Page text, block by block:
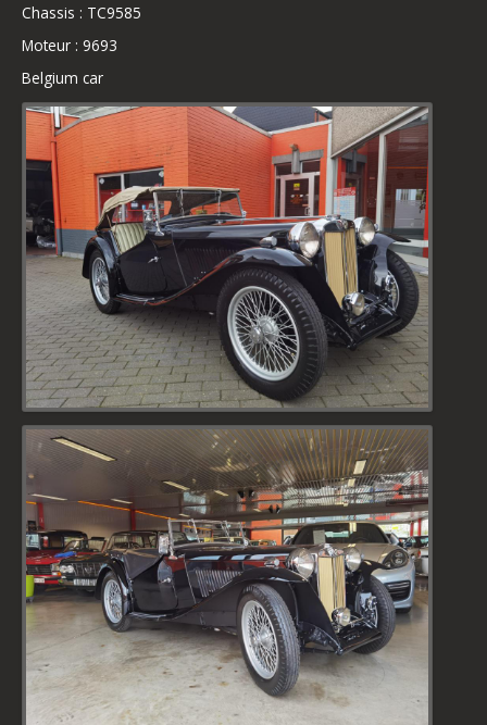
Chassis : TC9585
Moteur : 9693
Belgium car